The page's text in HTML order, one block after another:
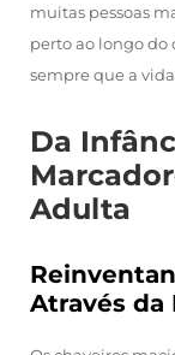
muitas pessoas
perto ao longo do
sempre que a
Da
Adulta
Através da